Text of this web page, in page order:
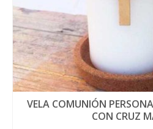
VELA COMUNIÓN
CON CRUZ